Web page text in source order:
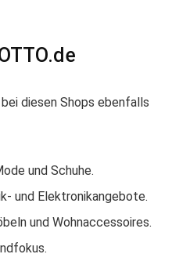
diesen Shops ebenfalls
und Schuhe.
und Elektronikangebote.
und Wohnaccessoires.